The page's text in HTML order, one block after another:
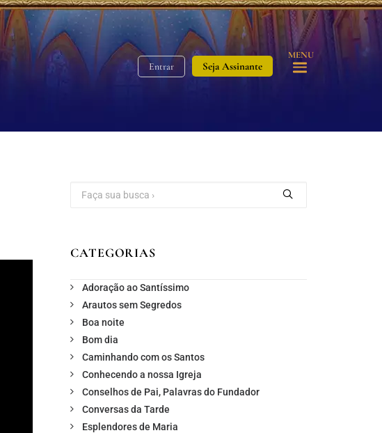
Entrar Seja Assinante
MENU
CATEGORIAS
Adoração ao Santíssimo
Arautos sem Segredos
Boa noite
Bom dia
Caminhando com os Santos
Conhecendo a nossa Igreja
Conselhos de Pai, Palavras do Fundador
Conversas da Tarde
Esplendores de Maria